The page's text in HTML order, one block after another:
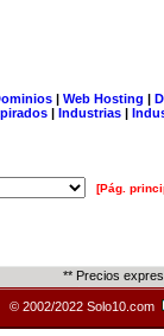
| Web Hosting |
| Industrias |
[Pág.
** Precios
© 2002/2022 Solo10.com